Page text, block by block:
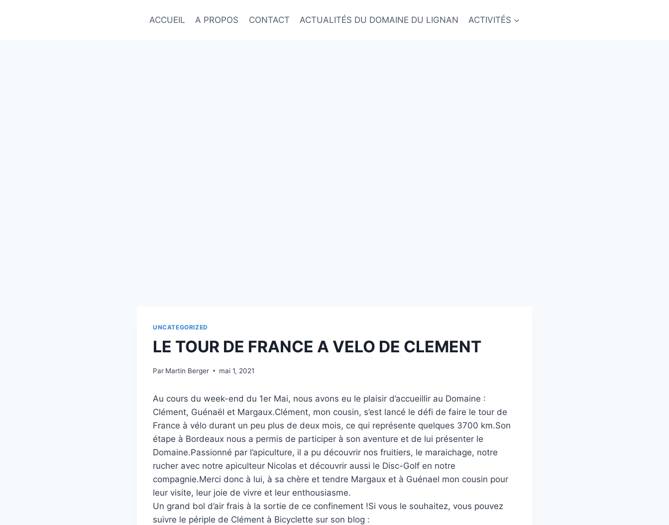
ACCUEIL A PROPOS CONTACT ACTUALITÉS DU DOMAINE DU LIGNAN ACTIVITÉS
UNCATEGORIZED
LE TOUR DE FRANCE A VELO DE CLEMENT
Par Martin Berger mai 1, 2021
Au cours du week-end du 1er Mai, nous avons eu le plaisir d’accueillir au Domaine :
Clément, Guénaël et Margaux.Clément, mon cousin, s’est lancé le défi de faire le tour de
France à vélo durant un peu plus de deux mois, ce qui représente quelques 3700 km.Son
étape à Bordeaux nous a permis de participer à son aventure et de lui présenter le
Domaine.Passionné par l’apiculture, il a pu découvrir nos fruitiers, le maraichage, notre
rucher avec notre apiculteur Nicolas et découvrir aussi le Disc-Golf en notre
compagnie.Merci donc à lui, à sa chère et tendre Margaux et à Guénael mon cousin pour
leur visite, leur joie de vivre et leur enthousiasme.
Un grand bol d’air frais à la sortie de ce confinement !Si vous le souhaitez, vous pouvez
suivre le périple de Clément à Bicyclette sur son blog :